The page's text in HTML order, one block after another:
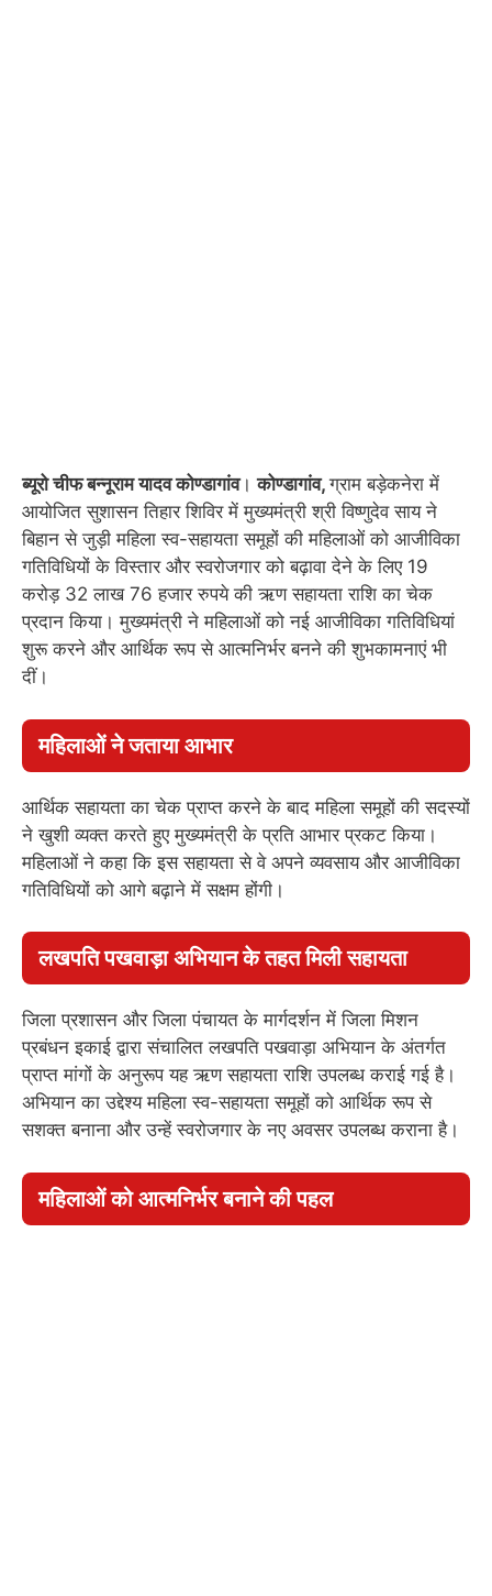
ब्यूरो चीफ बन्नूराम यादव कोण्डागांव।कोण्डागांव,ग्राम बड़ेकनेरा में
आयोजित सुशासन तिहार शिविर में मुख्यमंत्री श्री विष्णुदेव साय ने
बिहान से जुड़ी महिला स्व-सहायता समूहों की महिलाओं को आजीविका
गतिविधियों के विस्तार और स्वरोजगार को बढ़ावा देने के लिए 19
करोड़ 32 लाख 76 हजार रुपये की ऋण सहायता राशि का चेक
प्रदान किया। मुख्यमंत्री ने महिलाओं को नई आजीविका गतिविधियां
शुरू करने और आर्थिक रूप से आत्मनिर्भर बनने की शुभकामनाएं भी
दीं।
महिलाओं ने जताया आभार
आर्थिक सहायता का चेक प्राप्त करने के बाद महिला समूहों की सदस्यों
ने खुशी व्यक्त करते हुए मुख्यमंत्री के प्रति आभार प्रकट किया।
महिलाओं ने कहा कि इस सहायता से वे अपने व्यवसाय और आजीविका
गतिविधियों को आगे बढ़ाने में सक्षम होंगी।
लखपति पखवाड़ा अभियान के तहत मिली सहायता
जिला प्रशासन और जिला पंचायत के मार्गदर्शन में जिला मिशन
प्रबंधन इकाई द्वारा संचालित लखपति पखवाड़ा अभियान के अंतर्गत
प्राप्त मांगों के अनुरूप यह ऋण सहायता राशि उपलब्ध कराई गई है।
अभियान का उद्देश्य महिला स्व-सहायता समूहों को आर्थिक रूप से
सशक्त बनाना और उन्हें स्वरोजगार के नए अवसर उपलब्ध कराना है।
महिलाओं को आत्मनिर्भर बनाने की पहल